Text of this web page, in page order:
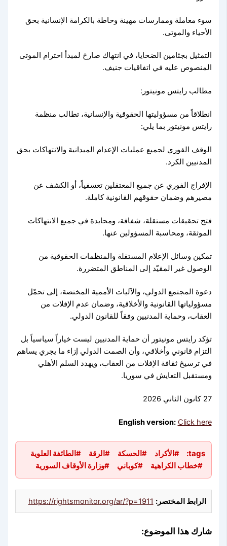
سوء معاملة وممارسات مهينة وحاطة بالكرامة الإنسانية بحق
الأحياء والموتى.
التمثيل بجثامين الضحايا، في انتهاك صارخ لمبدأ احترام الموتى
المنصوص عليه في اتفاقيات جنيف.
مطالب رايتس مونيتور:
انطلاقاً من مسؤوليتها الحقوقية والإنسانية، تطالب منظمة
رايتس مونيتور بما يلي:
الوقف الفوري لجميع عمليات الإعدام الميدانية والانتهاكات بحق
المدنيين الكرد.
الإفراج الفوري عن جميع المعتقلين تعسفياً، أو الكشف عن
مصيرهم وضمان حقوقهم القانونية كاملة.
فتح تحقيقات مستقلة، شفافة، ومحايدة في جميع الانتهاكات
الموثقة، ومحاسبة المسؤولين عنها.
تمكين وسائل الإعلام المستقلة والمنظمات الحقوقية من
الوصول غير المقيّد إلى المناطق المتضررة.
دعوة المجتمع الدولي، والآليات الأممية المختصة، إلى تحمّل
مسؤولياتها القانونية والأخلاقية، وضمان عدم الإفلات من
العقاب، وحماية المدنيين وفقاً للقانون الدولي.
تؤكد رايتس مونيتور أن حماية المدنيين ليست خياراً سياسياً بل
التزام قانوني وأخلاقي، وأن الصمت الدولي إزاء ما يجري يساهم
في ترسيخ ثقافة الإفلات من العقاب، ويهدد السلم الأهلي
ومستقبل التعايش في سوريا.
27 كانون الثاني 2026
English version: Click here
tags: #الأكراد #الحسكة #الرقة
#الطائفة العلوية
#خطاب الكراهية
#كوباني #وزارة الأوقاف السورية
الرابط المختصر: https://rightsmonitor.org/ar/?p=1911
شارك هذا الموضوع: